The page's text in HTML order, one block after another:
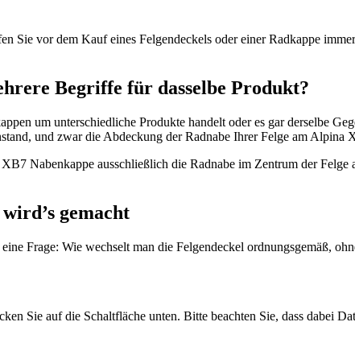
vor dem Kauf eines Felgendeckels oder einer Radkappe
Begriffe für dasselbe Produkt?
um unterschiedliche Produkte handelt oder es gar derselbe
und zwar die Abdeckung der Radnabe Ihrer Felge am Alpina
Nabenkappe ausschließlich die Radnabe im Zentrum der Felge
gemacht
Frage: Wie wechselt man die Felgendeckel ordnungsgemäß,
Sie auf die Schaltfläche unten. Bitte beachten Sie, dass dabei